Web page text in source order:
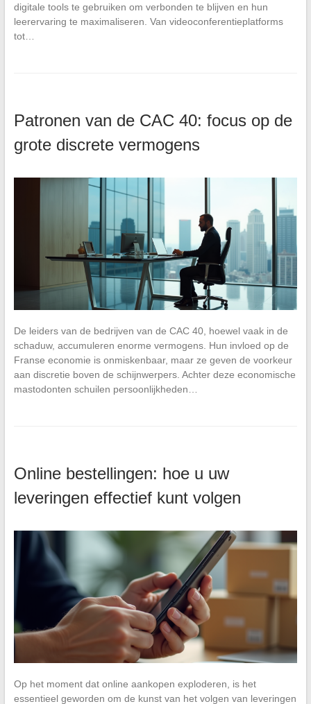
digitale tools te gebruiken om verbonden te blijven en hun
leerervaring te maximaliseren. Van videoconferentieplatforms
tot…
Patronen van de CAC 40: focus op de
grote discrete vermogens
De leiders van de bedrijven van de CAC 40, hoewel vaak in de
schaduw, accumuleren enorme vermogens. Hun invloed op de
Franse economie is onmiskenbaar, maar ze geven de voorkeur
aan discretie boven de schijnwerpers. Achter deze economische
mastodonten schuilen persoonlijkheden…
Online bestellingen: hoe u uw
leveringen effectief kunt volgen
Op het moment dat online aankopen exploderen, is het
essentieel geworden om de kunst van het volgen van leveringen